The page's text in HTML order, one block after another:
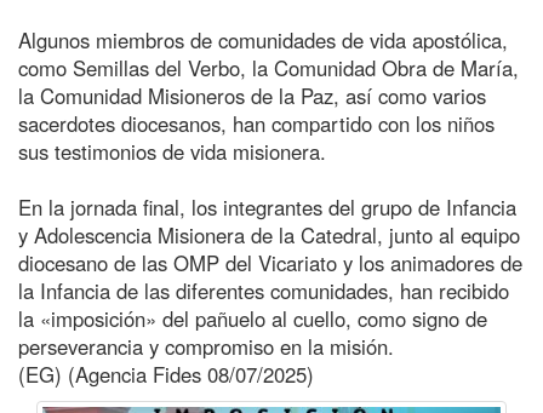
Algunos miembros de comunidades de vida apostólica,
como Semillas del Verbo, la Comunidad Obra de María,
la Comunidad Misioneros de la Paz, así como varios
sacerdotes diocesanos, han compartido con los niños
sus testimonios de vida misionera.
En la jornada final, los integrantes del grupo de Infancia
y Adolescencia Misionera de la Catedral, junto al equipo
diocesano de las OMP del Vicariato y los animadores de
la Infancia de las diferentes comunidades, han recibido
la «imposición» del pañuelo al cuello, como signo de
perseverancia y compromiso en la misión.
(EG) (Agencia Fides 08/07/2025)